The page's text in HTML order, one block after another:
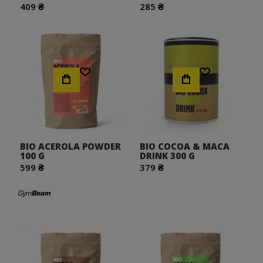
409 ₴
285 ₴
Хочу!
BIO ACEROLA POWDER
100 G
599 ₴
Хочу!
BIO COCOA & MACA
DRINK 300 G
379 ₴